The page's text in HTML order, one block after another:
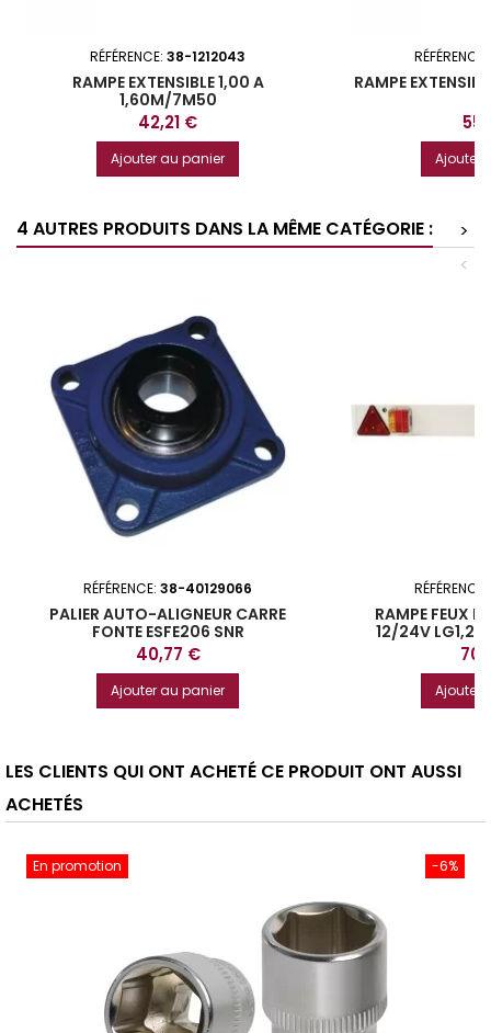
RÉFÉRENCE: 38-1212043
RAMPE EXTENSIBLE 1,00 A
1,60M/7M50
Prix
42,21 €
Ajouter au panier
RÉFÉRENCE:
RAMPE
Prix
Ajouter
4 AUTRES PRODUITS DANS LA MÊME CATÉGORIE :
>
<
RÉFÉRENCE: 38-40129066
PALIER AUTO-ALIGNEUR CARRE
FONTE ESFE206 SNR
Prix
40,77 €
Ajouter au panier
RÉFÉRENCE:
RAMPE FEUX
12/24V LG1,22
Prix
Ajouter
LES CLIENTS QUI ONT ACHETÉ CE PRODUIT ONT AUSSI
ACHETÉS
-6%
En promotion